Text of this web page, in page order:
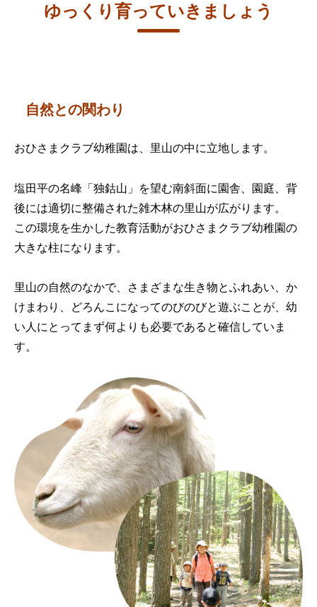
ゆっくり育っていきましょう
自然との関わり
おひさまクラブ幼稚園は、里山の中に立地します。
塩田平の名峰「独鈷山」を望む南斜面に園舎、園庭、背
後には適切に整備された雑木林の里山が広がります。
この環境を生かした教育活動がおひさまクラブ幼稚園の
大きな柱になります。
里山の自然のなかで、さまざまな生き物とふれあい、か
けまわり、どろんこになってのびのびと遊ぶことが、幼
い人にとってまず何よりも必要であると確信していま
す。